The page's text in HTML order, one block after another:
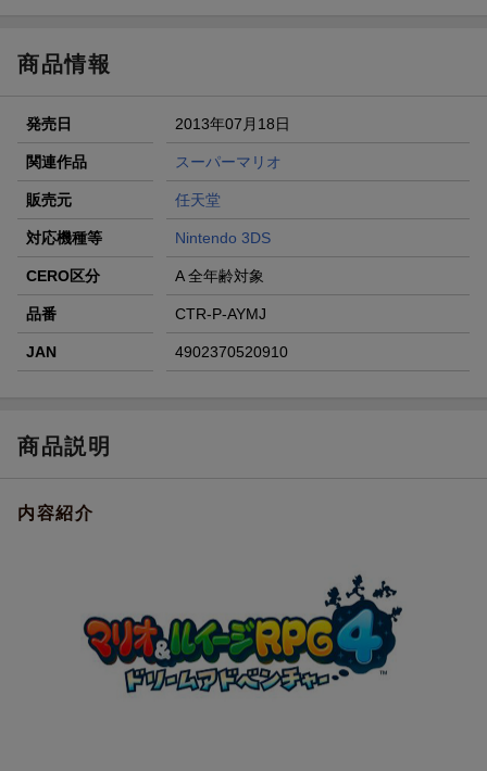
商品情報
発売日 2013年07月18日
関連作品 スーパーマリオ
販売元 任天堂
対応機種等 Nintendo 3DS
CERO区分 A 全年齢対象
品番 CTR-P-AYMJ
JAN 4902370520910
商品説明
内容紹介